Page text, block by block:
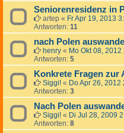
Seniorenresidenz in
artep « Fr Apr 19, 2013
Antworten: 11
nach Polen
henry « Mo Okt 08, 2012
Antworten: 5
Konkrete Fragen zur
Siggi! « Do Apr 26, 2012
Antworten: 3
Nach Polen
Siggi! « Di Jul 28, 2009
Antworten: 8